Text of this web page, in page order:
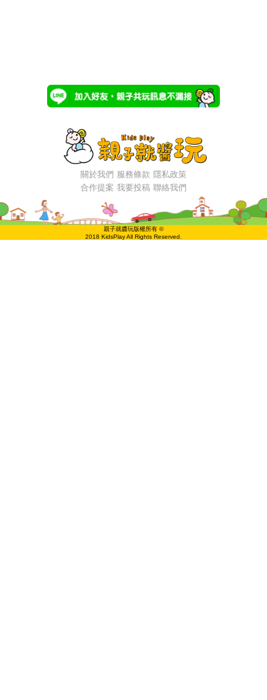
關於我們 服務條款 隱私政策
合作提案 我要投稿 聯絡我們
親子就醬玩版權所有 ©
2018 KidsPlay All Rights Reserved.